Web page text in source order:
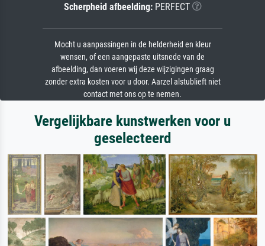
Scherpheid afbeelding:PERFECT
Mocht u aanpassingen in de helderheid en kleur
wensen, of een aangepaste uitsnede van de
afbeelding, dan voeren wij deze wijzigingen graag
zonder extra kosten voor u door. Aarzel alstublieft niet
contact met ons op te nemen.
Vergelijkbare kunstwerken voor u
geselecteerd